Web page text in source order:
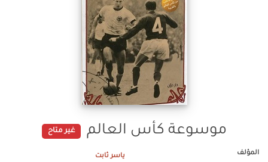
موسوعة كأس العالم غير متاح
المؤلف ياسر ثابت